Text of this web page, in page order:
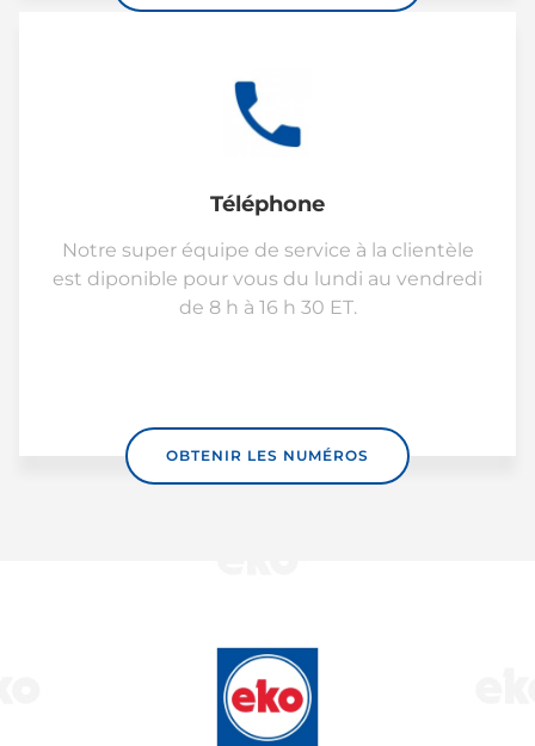
Téléphone
Notre super équipe de service à la clientèle
est diponible pour vous du lundi au vendredi
de 8 h à 16 h 30 ET.
OBTENIR LES NUMÉROS